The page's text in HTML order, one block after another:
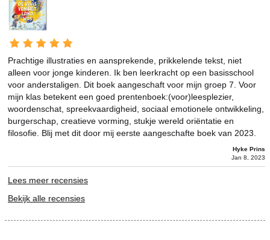
Prachtige illustraties en aansprekende, prikkelende tekst, niet
alleen voor jonge kinderen. Ik ben leerkracht op een basisschool
voor anderstaligen. Dit boek aangeschaft voor mijn groep 7. Voor
mijn klas betekent een goed prentenboek:(voor)leesplezier,
woordenschat, spreekvaardigheid, sociaal emotionele ontwikkeling,
burgerschap, creatieve vorming, stukje wereld oriëntatie en
filosofie. Blij met dit door mij eerste aangeschafte boek van 2023.
Hyke Prins
Jan 8, 2023
Lees meer recensies
Bekijk alle recensies